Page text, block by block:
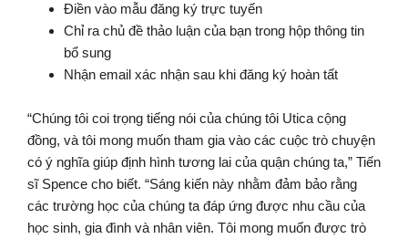
Điền vào mẫu đăng ký trực tuyến
Chỉ ra chủ đề thảo luận của bạn trong hộp thông tin
bổ sung
Nhận email xác nhận sau khi đăng ký hoàn tất
“Chúng tôi coi trọng tiếng nói của chúng tôi Utica cộng
đồng, và tôi mong muốn tham gia vào các cuộc trò chuyện
có ý nghĩa giúp định hình tương lai của quận chúng ta,” Tiến
sĩ Spence cho biết. “Sáng kiến này nhằm đảm bảo rằng
các trường học của chúng ta đáp ứng được nhu cầu của
học sinh, gia đình và nhân viên. Tôi mong muốn được trò